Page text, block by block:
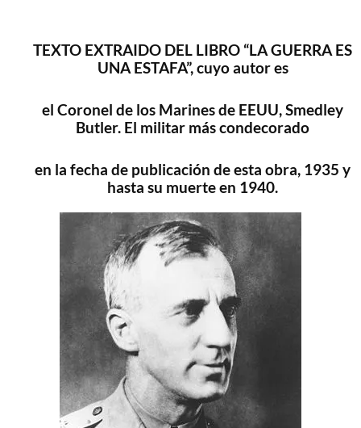
TEXTO EXTRAIDO DEL LIBRO “LA GUERRA ES
UNA ESTAFA”, cuyo autor es
el Coronel de los Marines de EEUU, Smedley
Butler. El militar más condecorado
en la fecha de publicación de esta obra, 1935 y
hasta su muerte en 1940.